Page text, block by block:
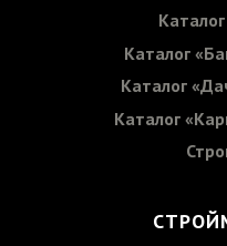
Каталог
Каталог
Каталог